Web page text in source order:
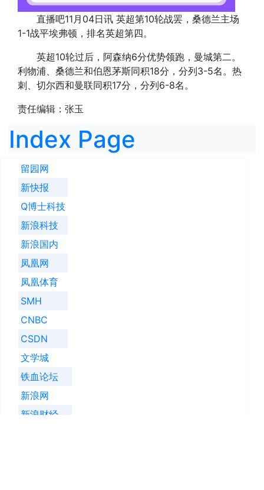
直播吧11月04日讯 英超第10轮战罢，桑德兰主场
1-1战平埃弗顿，排名英超第四。
英超10轮过后，阿森纳6分优势领跑，曼城第二。
利物浦、桑德兰和伯恩茅斯同积18分，分列3-5名。热
刺、切尔西和曼联同积17分，分列6-8名。
责任编辑：张玉
Index Page
留园网
新快报
Q博士科技
新浪科技
新浪国内
凤凰网
凤凰体育
SMH
CNBC
CSDN
文学城
铁血论坛
新浪网
新浪财经